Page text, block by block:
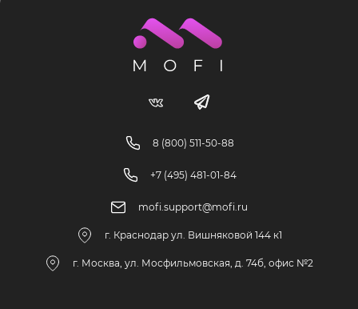
8 (800) 511-50-88
+7 (495) 481-01-84
mofi.support@mofi.ru
г. Краснодар ул. Вишняковой 144 к1
г. Москва, ул. Мосфильмовская, д. 74б, офис №2